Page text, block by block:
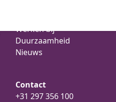
Werken bij
Duurzaamheid
Nieuws
Contact
+31 297 356 100